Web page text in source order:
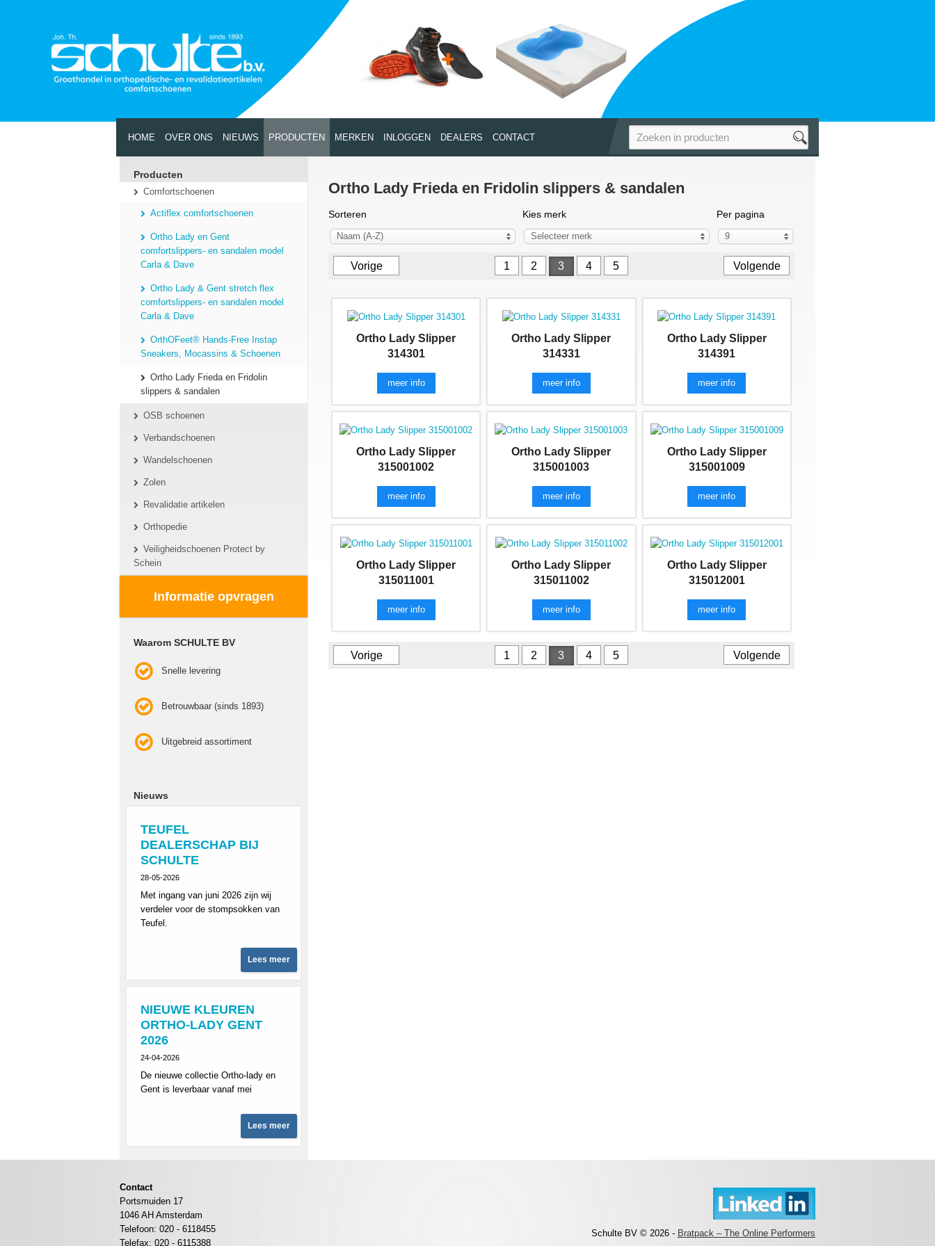
HOME OVER ONS NIEUWS PRODUCTEN MERKEN INLOGGEN DEALERS CONTACT
Producten
Comfortschoenen
Actiflex comfortschoenen
Ortho Lady en Gent
comfortslippers- en sandalen model
Carla & Dave
Ortho Lady & Gent stretch flex
comfortslippers- en sandalen model
Carla & Dave
OrthOFeet® Hands-Free Instap
Sneakers, Mocassins & Schoenen
Ortho Lady Frieda en Fridolin
slippers & sandalen
OSB schoenen
Verbandschoenen
Wandelschoenen
Zolen
Revalidatie artikelen
Orthopedie
Veiligheidschoenen Protect by
Schein
Informatie opvragen
Waarom SCHULTE BV
Snelle levering
Betrouwbaar (sinds 1893)
Uitgebreid assortiment
Nieuws
TEUFEL
DEALERSCHAP BIJ
SCHULTE
28-05-2026
Met ingang van juni 2026 zijn wij
verdeler voor de stompsokken van
Teufel.
Lees meer
NIEUWE KLEUREN
ORTHO-LADY GENT
2026
24-04-2026
De nieuwe collectie Ortho-lady en
Gent is leverbaar vanaf mei
Lees meer
Ortho Lady Frieda en Fridolin slippers & sandalen
Sorteren
Naam (A-Z)
Kies merk
Selecteer merk
Per pagina
9
Vorige 1 2 3 4 5 Volgende
Ortho Lady Slipper
314301
meer info
Ortho Lady Slipper
314331
meer info
Ortho Lady Slipper
314391
meer info
Ortho Lady Slipper
315001002
meer info
Ortho Lady Slipper
315001003
meer info
Ortho Lady Slipper
315001009
meer info
Ortho Lady Slipper
315011001
meer info
Ortho Lady Slipper
315011002
meer info
Ortho Lady Slipper
315012001
meer info
Vorige 1 2 3 4 5 Volgende
Contact
Portsmuiden 17
1046 AH Amsterdam
Telefoon: 020 - 6118455
Telefax: 020 - 6115388
Schulte BV © 2026 - Bratpack – The Online Performers